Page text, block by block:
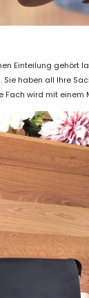
Einteilung gehört
haben all Ihre
Fach wird mit